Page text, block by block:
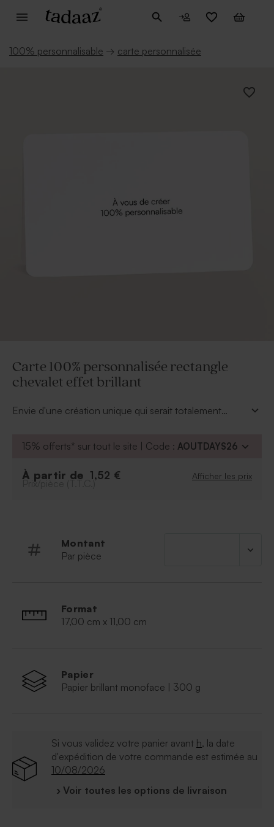
100% personnalisable → carte personnalisée
Carte 100% personnalisée rectangle
chevalet effet brillant
Envie d'une création unique qui serait totalement
brillantest faite pour vous. Pour le mariage, la
imagination pour créer l'annonce de vos rêves. Cette
15% offerts* sur tout le site | Code : AOUTDAYS26
À partir de 1,52 € Afficher les prix
Prix/pièce (T.T.C.)
Montant
Par pièce
Format
17,00 cm x 11,00 cm
Papier
Papier brillant monoface | 300 g
Si vous validez votre panier avant h, la date
d'expédition de votre commande est estimée au
10/08/2026
› Voir toutes les options de livraison